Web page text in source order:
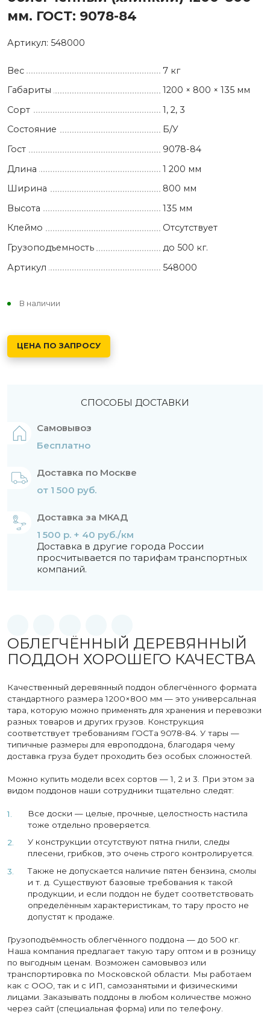
мм. ГОСТ: 9078-84
Артикул: 548000
Вес
7 кг
Габариты
1200 × 800 × 135 мм
Сорт
1, 2, 3
Состояние
Б/У
Гост
9078-84
Длина
1 200 мм
Ширина
800 мм
Высота
135 мм
Клеймо
Отсутствует
Грузоподъемность
до 500 кг.
Артикул
548000
В наличии
ЦЕНА ПО ЗАПРОСУ
СПОСОБЫ ДОСТАВКИ
Самовывоз
Бесплатно
Доставка по Москве
от 1 500 руб.
Доставка за МКАД
1 500 р. + 40 руб./км
Доставка в другие города России
просчитывается по тарифам транспортных
компаний.
ОБЛЕГЧЁННЫЙ ДЕРЕВЯННЫЙ
ПОДДОН ХОРОШЕГО КАЧЕСТВА
Качественный деревянный поддон облегчённого формата
стандартного размера 1200×800 мм — это универсальная
тара, которую можно применять для хранения и перевозки
разных товаров и других грузов. Конструкция
соответствует требованиям ГОСТа 9078-84. У тары —
типичные размеры для европоддона, благодаря чему
доставка груза будет проходить без особых сложностей.
Можно купить модели всех сортов — 1, 2 и 3. При этом за
видом поддонов наши сотрудники тщательно следят:
Все доски — целые, прочные, целостность настила
тоже отдельно проверяется.
У конструкции отсутствуют пятна гнили, следы
плесени, грибков, это очень строго контролируется.
Также не допускается наличие пятен бензина, смолы
и т. д. Существуют базовые требования к такой
продукции, и если поддон не будет соответствовать
определённым характеристикам, то тару просто не
допустят к продаже.
Грузоподъёмность облегчённого поддона — до 500 кг.
Наша компания предлагает такую тару оптом и в розницу
по выгодным ценам. Возможен самовывоз или
транспортировка по Московской области. Мы работаем
как с ООО, так и с ИП, самозанятыми и физическими
лицами. Заказывать поддоны в любом количестве можно
через сайт (специальная форма) или по телефону.